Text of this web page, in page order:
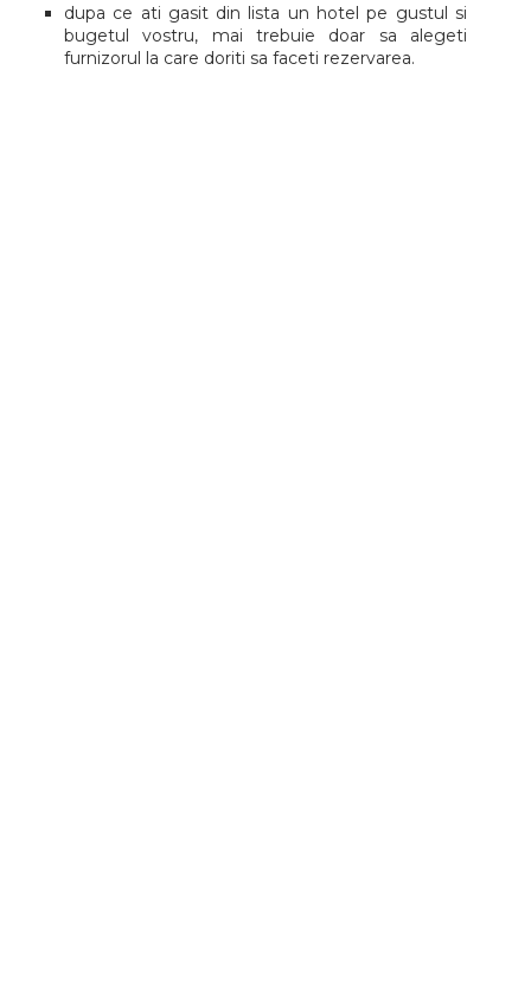
dupa ce ati gasit din lista un hotel pe gustul si
bugetul vostru, mai trebuie doar sa alegeti
furnizorul la care doriti sa faceti rezervarea.